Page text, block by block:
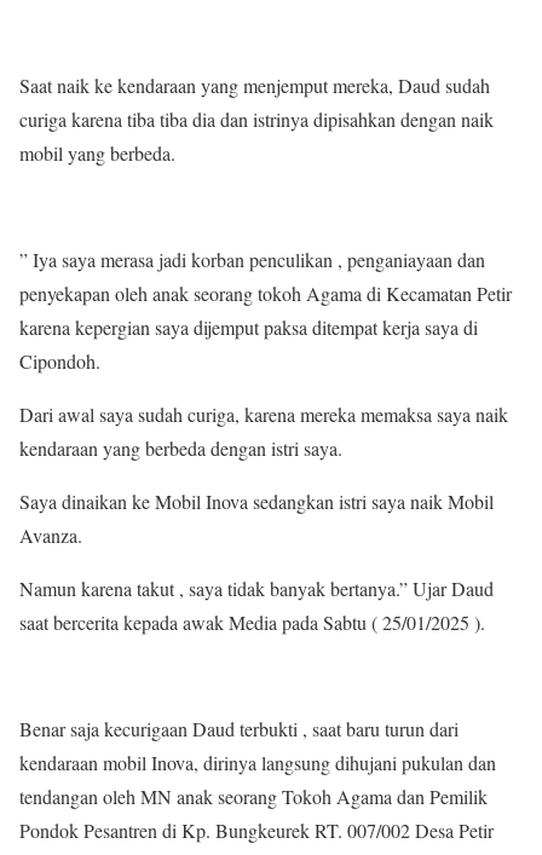
Saat naik ke kendaraan yang menjemput mereka, Daud sudah
curiga karena tiba tiba dia dan istrinya dipisahkan dengan naik
mobil yang berbeda.
” Iya saya merasa jadi korban penculikan , penganiayaan dan
penyekapan oleh anak seorang tokoh Agama di Kecamatan Petir
karena kepergian saya dijemput paksa ditempat kerja saya di
Cipondoh.
Dari awal saya sudah curiga, karena mereka memaksa saya naik
kendaraan yang berbeda dengan istri saya.
Saya dinaikan ke Mobil Inova sedangkan istri saya naik Mobil
Avanza.
Namun karena takut , saya tidak banyak bertanya.” Ujar Daud
saat bercerita kepada awak Media pada Sabtu ( 25/01/2025 ).
Benar saja kecurigaan Daud terbukti , saat baru turun dari
kendaraan mobil Inova, dirinya langsung dihujani pukulan dan
tendangan oleh MN anak seorang Tokoh Agama dan Pemilik
Pondok Pesantren di Kp. Bungkeurek RT. 007/002 Desa Petir